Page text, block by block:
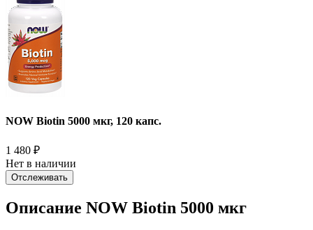
NOW Biotin 5000 мкг, 120 капс.
1 480 ₽
Нет в наличии
Отслеживать
Описание NOW Biotin 5000 мкг